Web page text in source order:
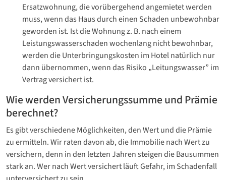
Ersatzwohnung, die vorübergehend angemietet werden
muss, wenn das Haus durch einen Schaden unbewohnbar
geworden ist. Ist die Wohnung z. B. nach einem
Leistungswasserschaden wochenlang nicht bewohnbar,
werden die Unterbringungskosten im Hotel natürlich nur
dann übernommen, wenn das Risiko „Leitungswasser” im
Vertrag versichert ist.
Wie werden Versicherungssumme und Prämie
berechnet?
Es gibt verschiedene Möglichkeiten, den Wert und die Prämie
zu ermitteln. Wir raten davon ab, die Immobilie nach Wert zu
versichern, denn in den letzten Jahren steigen die Bausummen
stark an. Wer nach Wert versichert läuft Gefahr, im Schadenfall